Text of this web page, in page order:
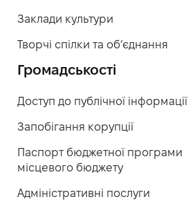
Заклади культури
Творчі спілки та об’єднання
Громадськості
Доступ до публічної інформації
Запобігання корупції
Паспорт бюджетної програми
місцевого бюджету
Адміністративні послуги